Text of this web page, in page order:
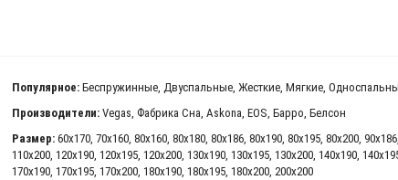
Популярное: Беспружинные, Двуспальные, Жесткие, Мягкие,
Производители: Vegas, Фабрика Сна, Askona, EOS, Барро, Белсон
Размер: 60x170, 70x160, 80x160, 80x180, 80x186, 80x190, 80x195, 80x200, 90x186,
110x200, 120x190, 120x195, 120x200, 130x190, 130x195, 130x200, 140x190,
170x190, 170x195, 170x200, 180x190, 180x195, 180x200, 200x200